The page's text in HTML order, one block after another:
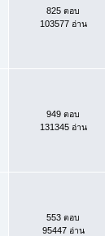
825 ตอบ
103577 อ่าน
949 ตอบ
131345 อ่าน
553 ตอบ
95447 อ่าน